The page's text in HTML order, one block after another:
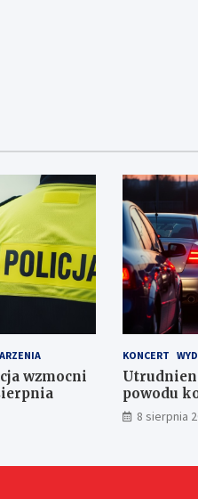
wzmocni
KONCERT
powodu
8 sierpnia